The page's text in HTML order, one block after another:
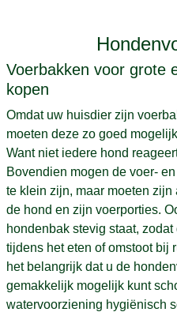
Voerbakken voor grote
kopen
Omdat uw huisdier zijn
moeten deze zo goed
Want niet iedere hond
Bovendien mogen de voer-
te klein zijn, maar moeten zijn
de hond en zijn voerporties.
hondenbak stevig staat,
tijdens het eten of omstoot bij
het belangrijk dat u de
gemakkelijk mogelijk kunt
watervoorziening hygiënisch